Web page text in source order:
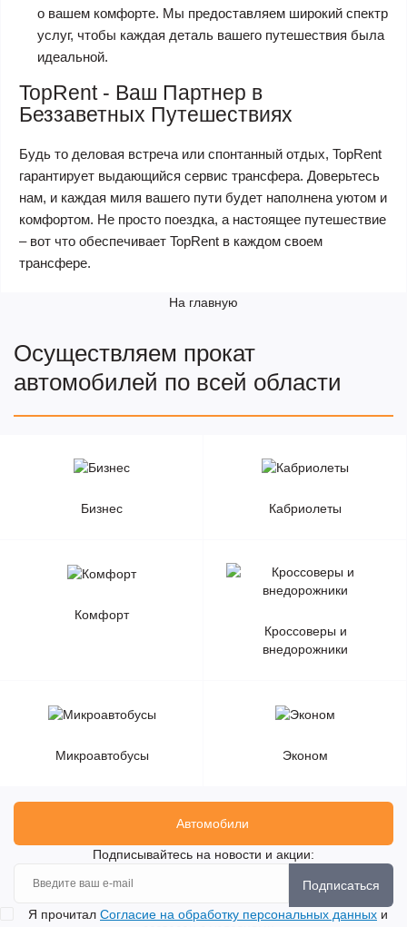
о вашем комфорте. Мы предоставляем широкий спектр
услуг, чтобы каждая деталь вашего путешествия была
идеальной.
TopRent - Ваш Партнер в
Беззаветных Путешествиях
Будь то деловая встреча или спонтанный отдых, TopRent
гарантирует выдающийся сервис трансфера. Доверьтесь
нам, и каждая миля вашего пути будет наполнена уютом и
комфортом. Не просто поездка, а настоящее путешествие
– вот что обеспечивает TopRent в каждом своем
трансфере.
На главную
Осуществляем прокат
автомобилей по всей области
Бизнес Кабриолеты
Комфорт
Кроссоверы и
внедорожники
Микроавтобусы Эконом
Автомобили
Подписывайтесь на новости и акции:
Подписаться
Я прочитал Согласие на обработку персональных данных и